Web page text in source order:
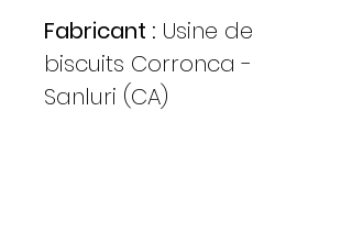
Fabricant : Usine de
biscuits Corronca -
Sanluri (CA)